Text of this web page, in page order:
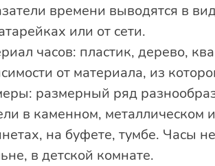
времени выводятся в
или от сети.
часов: пластик, дерево,
от материала, из
размерный ряд
в каменном, металлическом
на буфете, тумбе. Часы
в детской комнате.